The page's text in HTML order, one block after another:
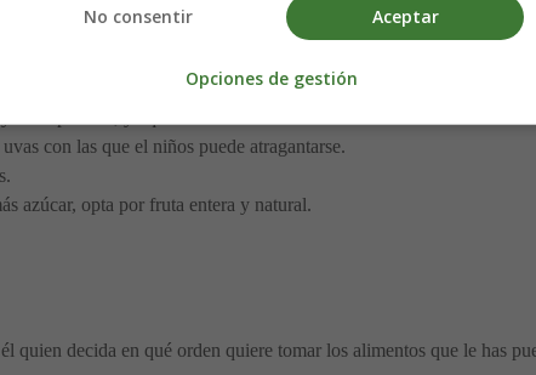
alto contenido en mercurio, que deben evitarse hasta los tres
pollo o conejo.
espinacas, ya que contienen cantidades altas de nitrato.
con las que el niños puede atragantarse.
azúcar, opta por fruta entera y natural.
quien decida en qué orden quiere tomar los alimentos que le has
Aceptar
No consentir
Opciones de gestión